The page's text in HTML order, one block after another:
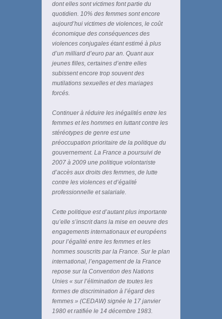
dont elles sont victimes font partie du
quotidien. 10% des femmes sont encore
aujourd’hui victimes de violences, le coût
économique des conséquences des
violences conjugales étant estimé à plus
d’un milliard d’euro par an. Quant aux
jeunes filles, certaines d’entre elles
subissent encore trop souvent des
mutilations sexuelles et des mariages
forcés.
Continuer à réduire les inégalités entre les
femmes et les hommes en luttant contre les
stéréotypes de genre est une
préoccupation prioritaire de la politique du
gouvernement. La France a poursuivi de
2007 à 2009 une politique volontariste
d’accès aux droits des femmes, de lutte
contre les violences et d’égalité
professionnelle et salariale.
Cette politique est d’autant plus importante
qu’elle s’inscrit dans la mise en oeuvre des
engagements internationaux et européens
pour l’égalité entre les femmes et les
hommes souscrits par la France. Sur le plan
international, l’engagement de la France
repose sur la Convention des Nations
Unies « sur l’élimination de toutes les
formes de discrimination à l’égard des
femmes » (CEDAW) signée le 17 janvier
1980 et ratifiée le 14 décembre 1983.